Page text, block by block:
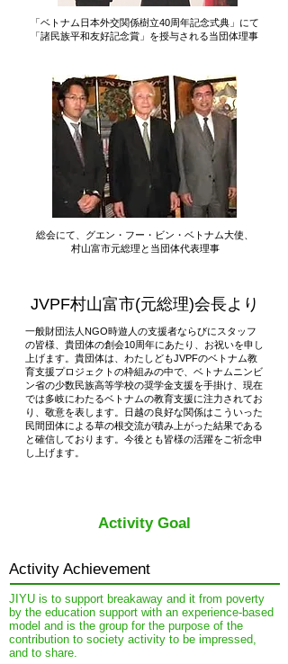
「ベトナム日本外交関係樹立40周年記念式典」にて
「諸民族平和友好記念賞」を授与される当団体理事
総会にて、 グエン・フー・ビン・ベトナム大使、
村山富市元総理と当団体代表理事
JVPF村山富市(元総理)会長より
一般財団法人NGO時遊人の支援者ならびにスタッフ
の皆様、貴団体の創会10周年にあたり、お祝いを申し
上げます。貴団体は、わたしどもJVPFのベトナム教
育支援プロジェクトの枠組みの中で、ベトナムニンビ
ン省の少数民族高等学校の奨学金支援を手掛け、現在
では多岐にわたるベトナムの教育支援に注力されてお
り、敬意を表します。日越の良好な関係はこういった
民間団体による草の根交流が積み上がった結果である
と確信しております。今後とも皆様の活躍をご祈念申
し上げます。
​Activity Goal
​Activity Achievement
JIYU is to support breakaway and it from poverty
by the education support with an experience-based
model and is the group for the purpose of the
contribution to society activity to be impressed,
and to share.